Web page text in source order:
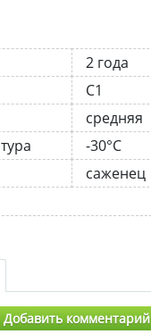
2 года
С1
средняя
-30°C
саженец
Добавить комментарий